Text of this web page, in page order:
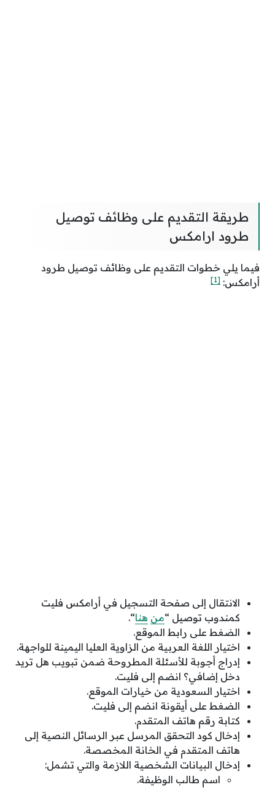
طريقة التقديم على وظائف توصيل
طرود ارامكس
فيما يلي خطوات التقديم على وظائف توصيل طرود
أرامكس: [1]
الانتقال إلى صفحة التسجيل في أرامكس فليت
كمندوب توصيل “من هنا“.
الضغط على رابط الموقع.
اختيار اللغة العربية من الزاوية العليا اليمينة للواجهة.
إدراج أجوبة للأسئلة المطروحة ضمن تبويب هل تريد
دخل إضافي؟ انضم إلى فليت.
اختيار السعودية من خيارات الموقع.
الضغط على أيقونة انضم إلى فليت.
كتابة رقم هاتف المتقدم.
إدخال كود التحقق المرسل عبر الرسائل النصية إلى
هاتف المتقدم في الخانة المخصصة.
إدخال البيانات الشخصية اللازمة والتي تشمل:
اسم طالب الوظيفة.